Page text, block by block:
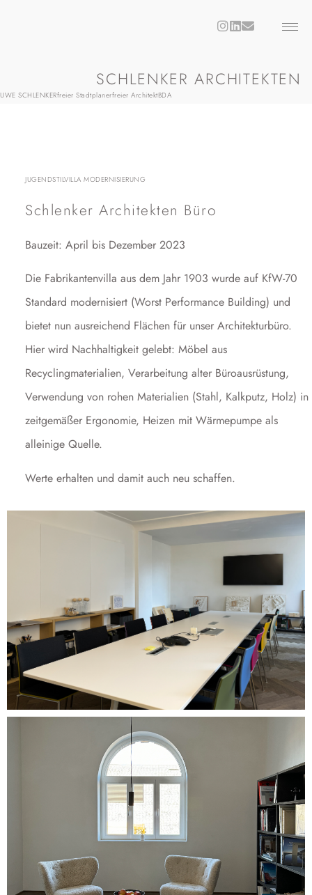
SCHLENKER ARCHITEKTEN
UWE SCHLENKERfreier Stadtplanerfreier ArchitektBDA
JUGENDSTILVILLA MODERNISIERUNG
Schlenker Architekten Büro
Bauzeit: April bis Dezember 2023
Die Fabrikantenvilla aus dem Jahr 1903 wurde auf KfW-70
Standard modernisiert (Worst Performance Building) und
bietet nun ausreichend Flächen für unser Architekturbüro.
Hier wird Nachhaltigkeit gelebt: Möbel aus
Recyclingmaterialien, Verarbeitung alter Büroausrüstung,
Verwendung von rohen Materialien (Stahl, Kalkputz, Holz) in
zeitgemäßer Ergonomie, Heizen mit Wärmepumpe als
alleinige Quelle.
Werte erhalten und damit auch neu schaffen.